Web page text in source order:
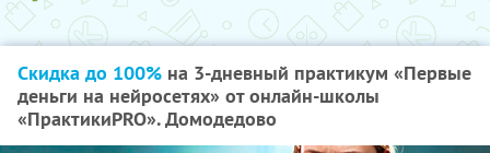
Скидка до 100% на 3-дневный практикум «Первые
деньги на нейросетях» от онлайн-школы
«ПрактикиPRO». Домодедово